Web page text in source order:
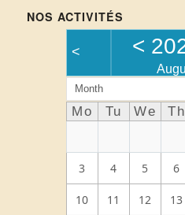
NOS ACTIVITÉS
< <
Month
Mo Tu We Th
3 4 5 6
10 11 12 13